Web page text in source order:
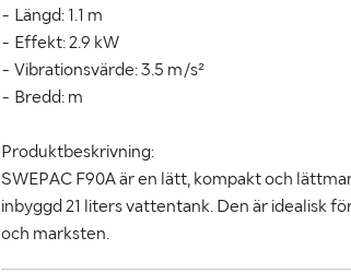
- Längd: 1.1 m
- Effekt: 2.9 kW
- Vibrationsvärde: 3.5 m/s²
- Bredd: m
Produktbeskrivning:
SWEPAC F90A är en lätt, kompakt och
inbyggd 21 liters vattentank. Den är idealisk
och marksten.